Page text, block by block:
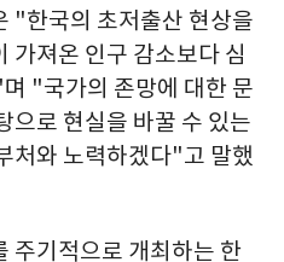
"한국의 초저출산 현상을
가져온 인구 감소보다 심
"국가의 존망에 대한 문
으로 현실을 바꿀 수 있는
처와 노력하겠다"고 말했
주기적으로 개최하는 한